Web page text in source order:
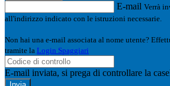
E-mail Verrà
all'indirizzo indicato con le istruzioni necessarie.
Non hai una e-mail associata al nome utente?
tramite la Login Spaggiari
E-mail inviata, si prega di controllare la